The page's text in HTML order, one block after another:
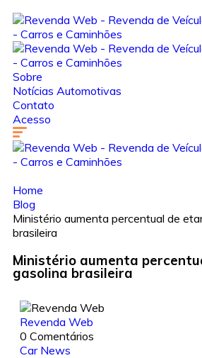
Sobre
Notícias Automotivas
Contato
Acesso
Home
Blog
Ministério aumenta percentual de
brasileira
Ministério aumenta
gasolina brasileira
Revenda Web
0 Comentários
Car News